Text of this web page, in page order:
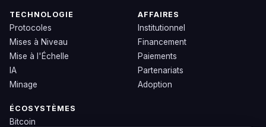
TECHNOLOGIE
Protocoles
Mises à Niveau
Mise à l'Échelle
IA
Minage
AFFAIRES
Institutionnel
Financement
Paiements
Partenariats
Adoption
ÉCOSYSTÈMES
Bitcoin